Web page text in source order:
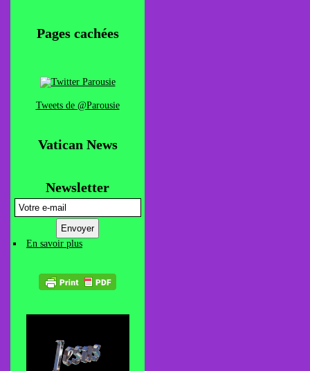
Pages cachées
Tweets de @Parousie
Vatican News
Newsletter
En savoir plus